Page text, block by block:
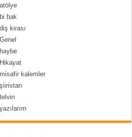
atölye
bi bak
diş kirası
Genel
haybe
Hikayat
misafir kalemler
şiiristan
telvin
yazılarım